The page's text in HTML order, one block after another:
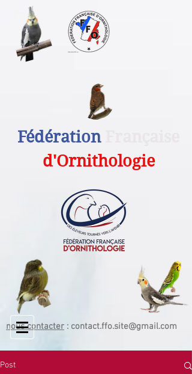
Fédération
d'Ornithologie
nous contacter : contact.ffo.site@gmail.com
Post